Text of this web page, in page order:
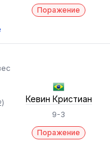
Поражение
Кевин Кристиан
9-3
Поражение